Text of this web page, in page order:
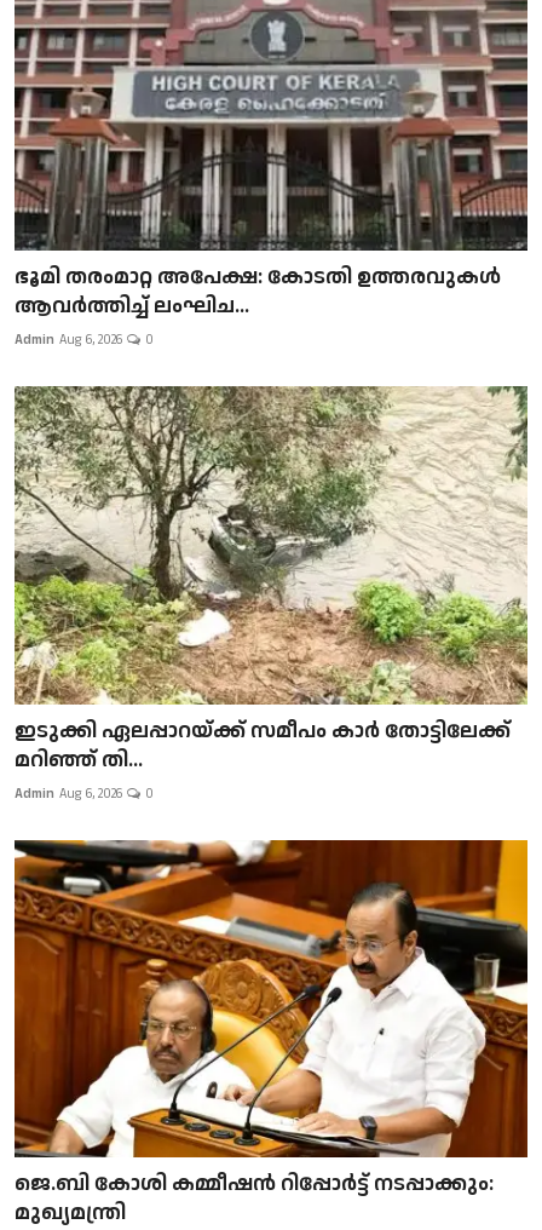
ഭൂമി തരംമാറ്റ അപേക്ഷ: കോടതി ഉത്തരവുകൾ
ആവർത്തിച്ച് ലംഘിച...
Admin Aug 6, 2026 0
ഇടുക്കി ഏലപ്പാറയ്ക്ക് സമീപം കാർ തോട്ടിലേക്ക്
മറിഞ്ഞ് തി...
Admin Aug 6, 2026 0
ജെ.ബി കോശി കമ്മീഷൻ റിപ്പോർട്ട് നടപ്പാക്കും:
മുഖ്യമന്ത്രി